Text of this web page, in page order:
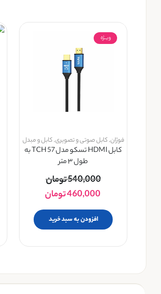
ویــژه
فوژان,کابل صوتی و تصویری,کابل و مبدل
کابل HDMI تسکو مدل TCH 57 به
طول ۳ متر
540,000تومان
460,000تومان
افزودن به سبد خرید